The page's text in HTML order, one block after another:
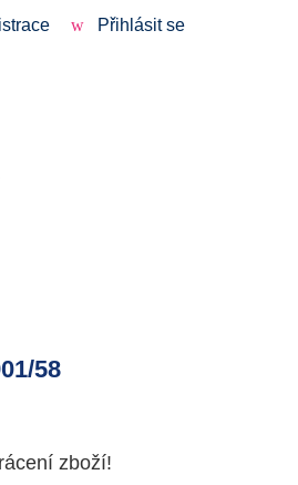
Přihlásit se
58
zboží!